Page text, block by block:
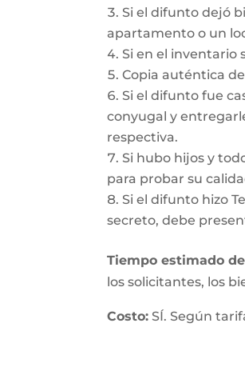
Si el difunto dejó
apartamento o un
Si en el inventario
Copia auténtica
Si el difunto fue
conyugal y
respectiva.
Si hubo hijos y
para probar su
Si el difunto hizo
secreto, debe
Tiempo estimado
los solicitantes, los
Costo: SÍ. Según